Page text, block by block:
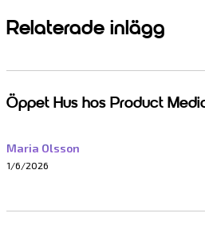
Relaterade inlägg
Öppet Hus hos Product
Maria Olsson
1/6/2026